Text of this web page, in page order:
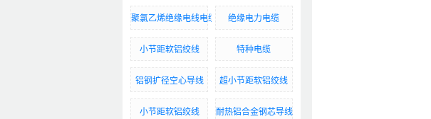
聚氯乙烯绝缘电线电缆 绝缘电力电缆
小节距软铝绞线 特种电缆
铝钢扩径空心导线 超小节距软铝绞线
小节距软铝绞线 ​耐热铝合金钢芯导线